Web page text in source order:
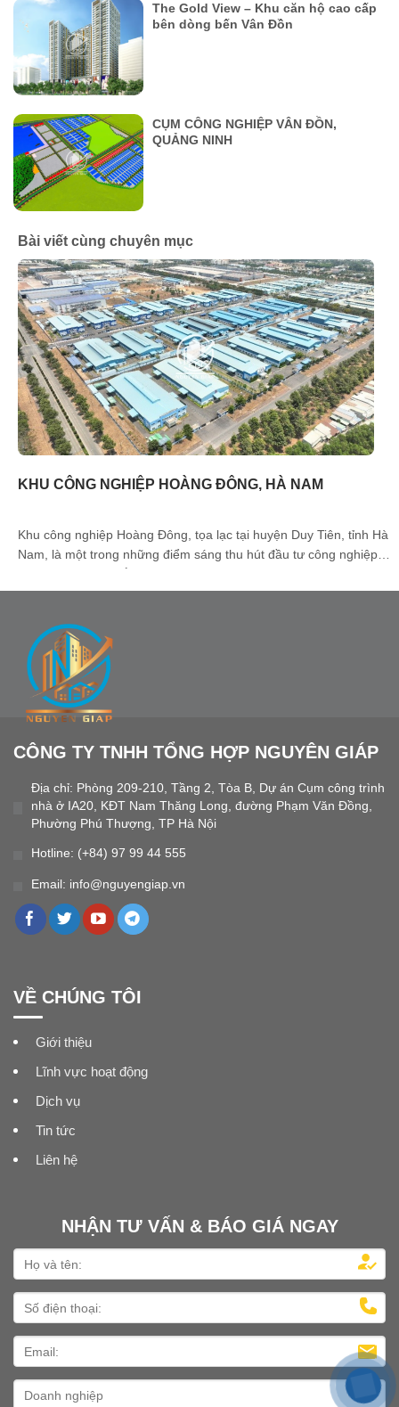
The Gold View – Khu căn hộ cao cấp
bên dòng bến Vân Đồn
CỤM CÔNG NGHIỆP VÂN ĐỒN,
QUẢNG NINH
Bài viết cùng chuyên mục
KHU CÔNG NGHIỆP HOÀNG ĐÔNG, HÀ NAM
Khu công nghiệp Hoàng Đông, tọa lạc tại huyện Duy Tiên, tỉnh Hà
Nam, là một trong những điểm sáng thu hút đầu tư công nghiệp
đô Hà Nội, hạ tầng hoàn thiện và chính sách hỗ trợ tích cực, nơi
CÔNG TY TNHH TỔNG HỢP NGUYÊN GIÁP
Địa chỉ: Phòng 209-210, Tầng 2, Tòa B, Dự án Cụm công trình
nhà ở IA20, KĐT Nam Thăng Long, đường Phạm Văn Đồng,
Phường Phú Thượng, TP Hà Nội
Hotline: (+84) 97 99 44 555
Email: info@nguyengiap.vn
VỀ CHÚNG TÔI
Giới thiệu
Lĩnh vực hoạt động
Dịch vụ
Tin tức
Liên hệ
NHẬN TƯ VẤN & BÁO GIÁ NGAY